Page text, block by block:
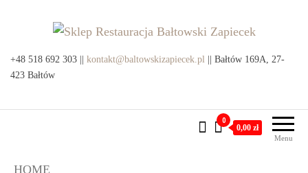
Sklep Restauracja Bałtowski
Produkty lokalne z Bałtowa i
+48 518 692 303 || kontakt@baltowskizapiecek.pl || Bałtów 169A, 27-
423 Bałtów
Menu
0
0,00 zł
HOME